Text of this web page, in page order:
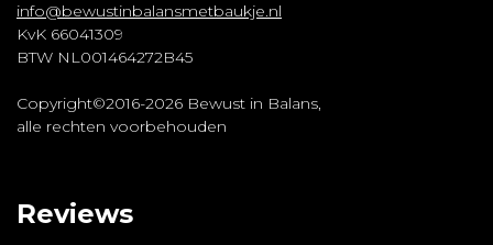
info@bewustinbalansmetbaukje.nl
KvK 66041309
BTW NL001464272B45
Copyright©2016-2026 Bewust in Balans,
alle rechten voorbehouden
Reviews